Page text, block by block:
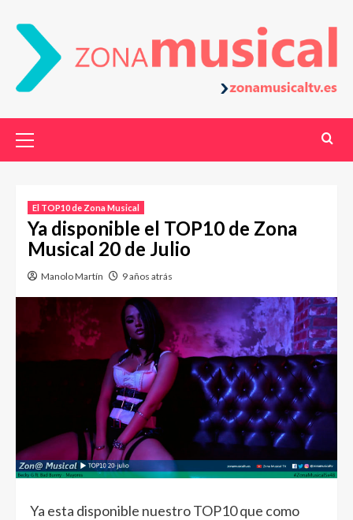
El TOP10 de Zona Musical
Ya disponible el TOP10 de Zona
Musical 20 de Julio
Manolo Martín 9 años atrás
Ya esta disponible nuestro TOP10 que como